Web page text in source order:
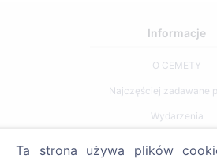
Informacje
O CEMETY
Najczęściej zadawane
Wydarzenia
Ta strona używa plików